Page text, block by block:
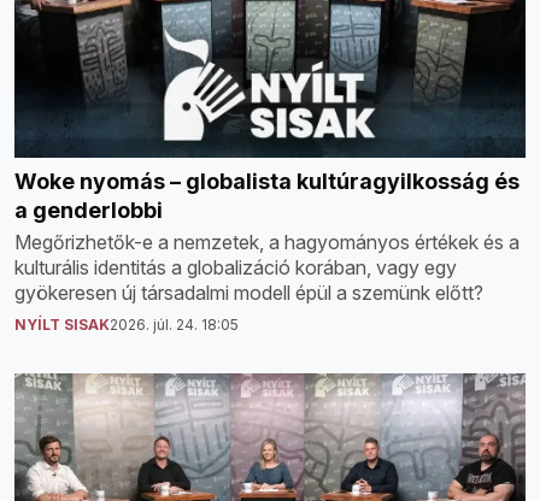
Woke nyomás – globalista kultúragyilkosság és
a genderlobbi
Megőrizhetők-e a nemzetek, a hagyományos értékek és a
kulturális identitás a globalizáció korában, vagy egy
gyökeresen új társadalmi modell épül a szemünk előtt?
NYÍLT SISAK2026. júl. 24. 18:05